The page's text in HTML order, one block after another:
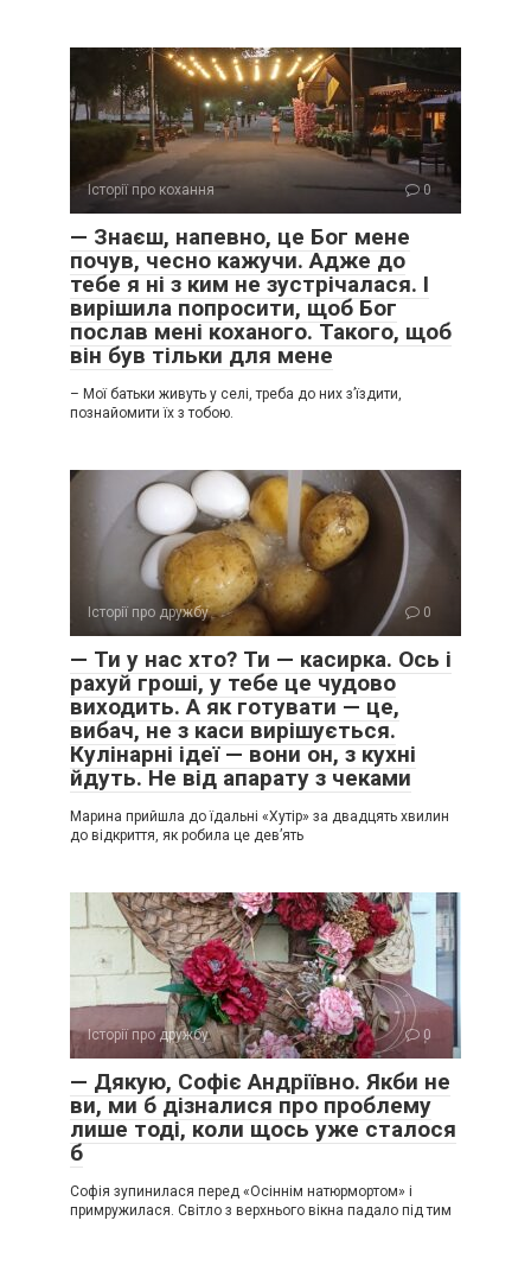
Історії про кохання 0
— Знаєш, напевно, це Бог мене
почув, чесно кажучи. Адже до
тебе я ні з ким не зустрічалася. І
вирішила попросити, щоб Бог
послав мені коханого. Такого, щоб
він був тільки для мене
– Мої батьки живуть у селі, треба до них з’їздити,
познайомити їх з тобою.
Історії про дружбу 0
— Ти у нас хто? Ти — касирка. Ось і
рахуй гроші, у тебе це чудово
виходить. А як готувати — це,
вибач, не з каси вирішується.
Кулінарні ідеї — вони он, з кухні
йдуть. Не від апарату з чеками
Марина прийшла до їдальні «Хутір» за двадцять хвилин
до відкриття, як робила це дев’ять
Історії про дружбу 0
— Дякую, Софіє Андріївно. Якби не
ви, ми б дізналися про проблему
лише тоді, коли щось уже сталося
б
Софія зупинилася перед «Осіннім натюрмортом» і
примружилася. Світло з верхнього вікна падало під тим